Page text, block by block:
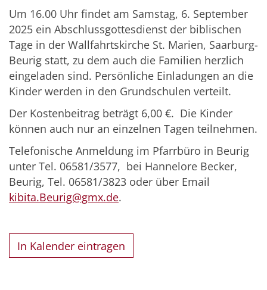
Um 16.00 Uhr findet am Samstag, 6. September
2025 ein Abschlussgottesdienst der biblischen
Tage in der Wallfahrtskirche St. Marien, Saarburg-
Beurig statt, zu dem auch die Familien herzlich
eingeladen sind. Persönliche Einladungen an die
Kinder werden in den Grundschulen verteilt.
Der Kostenbeitrag beträgt 6,00 €. Die Kinder
können auch nur an einzelnen Tagen teilnehmen.
Telefonische Anmeldung im Pfarrbüro in Beurig
unter Tel. 06581/3577, bei Hannelore Becker,
Beurig, Tel. 06581/3823 oder über Email
kibita.Beurig@gmx.de.
In Kalender eintragen